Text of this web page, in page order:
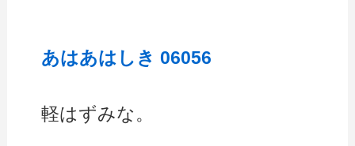
あはあはしき 06056
軽はずみな。